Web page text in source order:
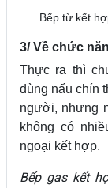
Bếp từ kết
3/ Về chức
Thực ra thì
dùng nấu chín
người, nhưng
không có
ngoại kết hợp.
Bếp gas kết